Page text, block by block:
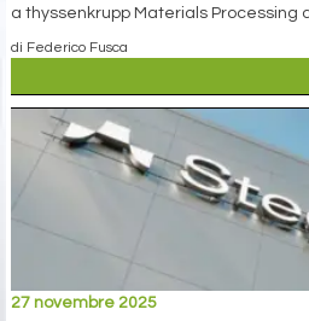
a thyssenkrupp Materials Processing
di Federico Fusca
27 novembre 2025